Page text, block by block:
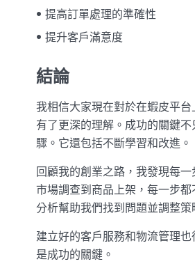
提高訂單處理的準確性
提升客戶滿意度
結論
我相信大家現在對於在蝦皮平
有了更深的理解。成功的關鍵不
驟。它還包括不斷學習和改進。
回顧我的創業之路，我發現每
市場調查到商品上架，每一步
分析幫助我們找到問題並調整策
建立好的客戶服務和物流管理
是成功的關鍵。